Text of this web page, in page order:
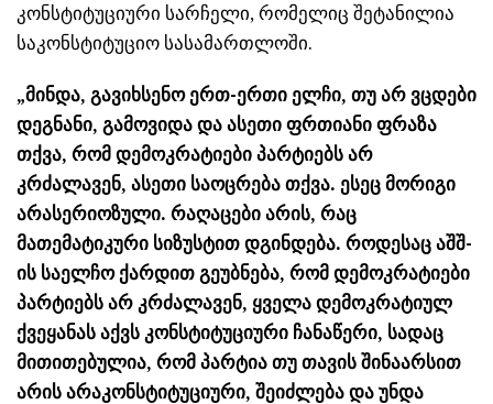
კონსტიტუციური სარჩელი, რომელიც შეტანილია
საკონსტიტუციო სასამართლოში.
„მინდა, გავიხსენო ერთ-ერთი ელჩი, თუ არ ვცდები
დეგნანი, გამოვიდა და ასეთი ფრთიანი ფრაზა
თქვა, რომ დემოკრატიები პარტიებს არ
კრძალავენ, ასეთი საოცრება თქვა. ესეც მორიგი
არასერიოზული. რაღაცები არის, რაც
მათემატიკური სიზუსტით დგინდება. როდესაც აშშ-
ის საელჩო ქარდით გეუბნება, რომ დემოკრატიები
პარტიებს არ კრძალავენ, ყველა დემოკრატიულ
ქვეყანას აქვს კონსტიტუციური ჩანაწერი, სადაც
მითითებულია, რომ პარტია თუ თავის შინაარსით
არის არაკონსტიტუციური, შეიძლება და უნდა